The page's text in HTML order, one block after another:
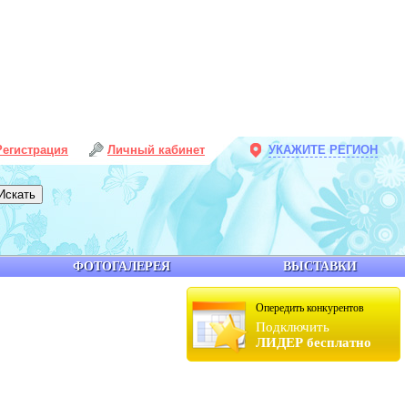
Опередить конкурентов
Подключить
ЛИДЕР бесплатно
ФОТОГАЛЕРЕЯ ВЫСТАВКИ
Личный кабинет УКАЖИТЕ РЕГИОН